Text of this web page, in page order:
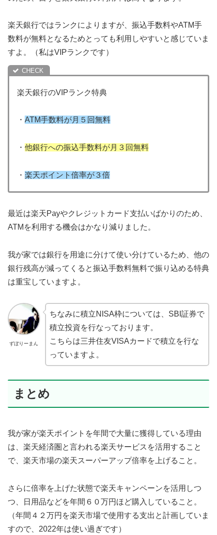
楽天銀行ではランクによりますが、振込手数料やATM手
数料が無料となるためとっても利用しやすいと感じていま
すよ。（私はVIPランクです）
楽天銀行のVIPランク特典
・ ATM手数料が月５回無料
・ 他銀行への振込手数料が月３回無料
・ 楽天ポイント倍率が３倍
最近は楽天Payやクレジットカード支払いばかりのため、
ATMを利用する機会はかなり減りました。
我が家では銀行を用途に分けて使い分けているため、他の
銀行残高が減ってくると振込手数料無料で振り込める特典
は重宝していますよ。
ずぼりーまん
ちなみに積立NISA枠については、SBI証券で
積立投資を行なっております。
こちらは三井住友VISAカードで積立を行な
っていますよ。
まとめ
我が家が楽天ポイントを年間で大量に獲得している理由
は、楽天経済圏と言われる楽天サービスを活用すること
で、楽天市場の楽天スーパーアップ倍率を上げること。
さらに倍率を上げた状態で楽天キャンペーンを活用しつ
つ、日用品などを年間６０万円ほど購入していること。
（年間４２万円を楽天市場で使用する支出と計画していま
すので、2022年は使い過ぎです）